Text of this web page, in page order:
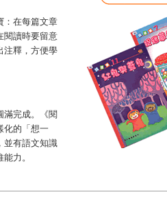
：在每篇文章
閱讀時要留意
注釋，方便學
滿完成。《閱
化的「想一
並有語文知識
力。